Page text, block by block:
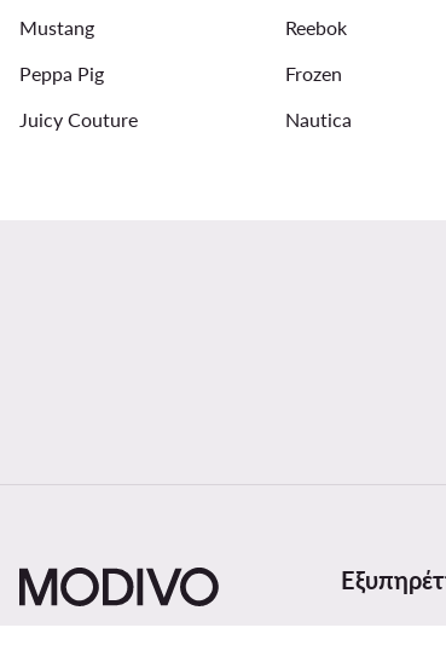
Ανδρικά Κοντά Αθλητικά Aeronautica Militare
Mustang
Reebok
Peppa Pig
Frozen
Juicy Couture
Nautica